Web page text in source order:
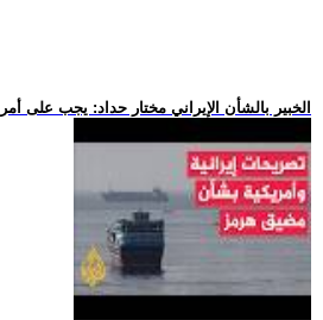
.. الخبير بالشأن الإيراني مختار حداد: يجب على